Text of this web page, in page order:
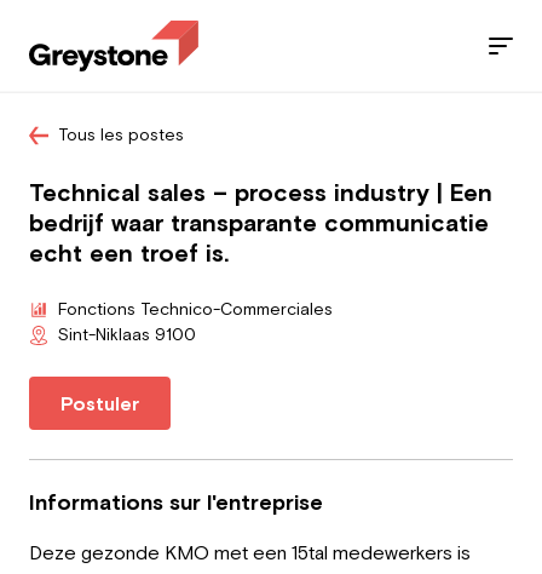
Travailleur
Employeur
Jobs
Nos services
Secteurs
Blog
Contact
Tous les postes
Technical sales – process industry | Een
bedrijf waar transparante communicatie
echt een troef is.
Fonctions Technico-Commerciales
Sint-Niklaas 9100
Postuler
Informations sur l'entreprise
Deze gezonde KMO met een 15tal medewerkers is